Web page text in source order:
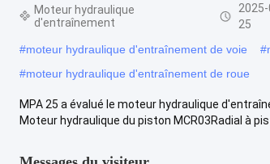
Moteur hydraulique
d'entraînement
25
#moteur hydraulique d'entraînement de voie #
#moteur hydraulique d'entraînement de roue
MPA 25 a évalué le moteur hydraulique
Moteur hydraulique du piston MCR03Radial à